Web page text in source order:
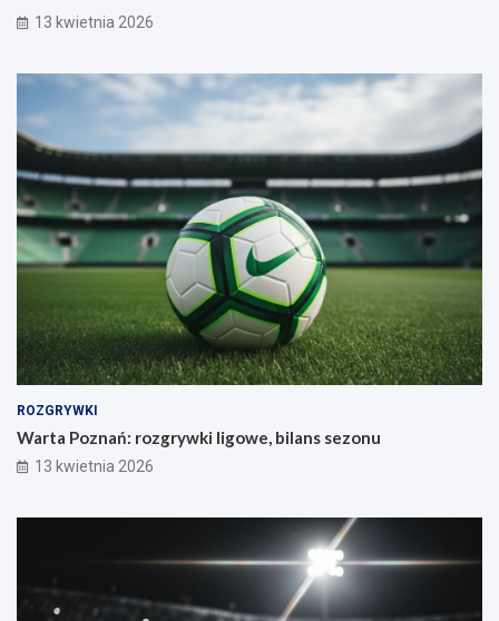
13 kwietnia 2026
ROZGRYWKI
Warta Poznań: rozgrywki ligowe, bilans sezonu
13 kwietnia 2026